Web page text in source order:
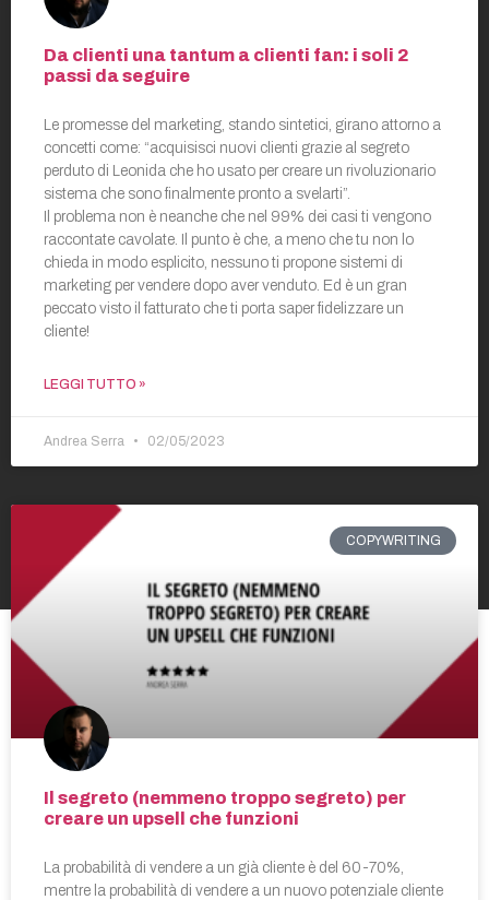
Da clienti una tantum a clienti fan: i soli 2
passi da seguire
Le promesse del marketing, stando sintetici, girano attorno a
concetti come: “acquisisci nuovi clienti grazie al segreto
perduto di Leonida che ho usato per creare un rivoluzionario
sistema che sono finalmente pronto a svelarti”.
Il problema non è neanche che nel 99% dei casi ti vengono
raccontate cavolate. Il punto è che, a meno che tu non lo
chieda in modo esplicito, nessuno ti propone sistemi di
marketing per vendere dopo aver venduto. Ed è un gran
peccato visto il fatturato che ti porta saper fidelizzare un
cliente!
LEGGI TUTTO »
Andrea Serra 02/05/2023
COPYWRITING
Il segreto (nemmeno troppo segreto) per
creare un upsell che funzioni
La probabilità di vendere a un già cliente è del 60-70%,
mentre la probabilità di vendere a un nuovo potenziale cliente